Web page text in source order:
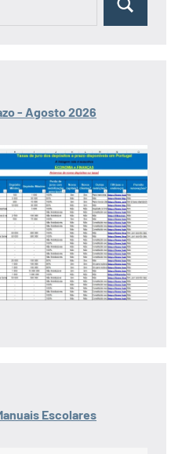
Pesquisar
- Agosto 2026
Escolares